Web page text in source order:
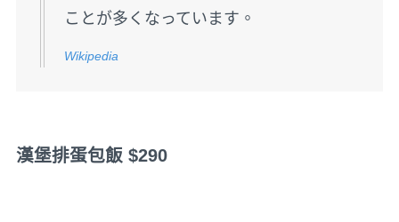
ことが多くなっています。
Wikipedia
漢堡排蛋包飯 $290